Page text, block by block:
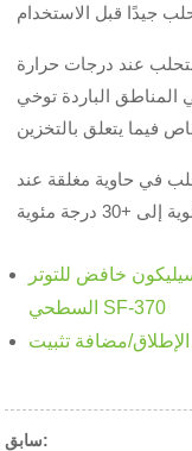
عند درجات حرارة
الباردة توخي
في حاوية مغلقة عند
خافض للتوتر
السطحي SF-370
مضافة تثبيت
سابق: